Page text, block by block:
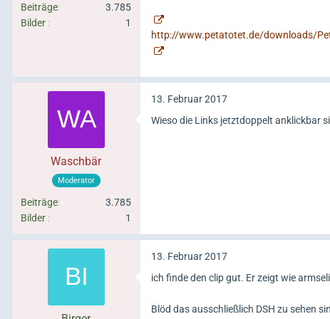
Beiträge
3.785
Bilder
1
http://www.petatotet.de/downloads/
Waschbär
Moderator
Beiträge
3.785
Bilder
1
13. Februar 2017
Wieso die Links jetztdoppelt anklickbar
13. Februar 2017
ich finde den clip gut. Er zeigt wie
Blöd das ausschließlich DSH zu sehen